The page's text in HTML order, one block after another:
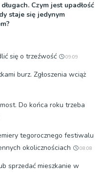
Czym jest upadłość
staje się jedynym
się o trzeźwość 09:09
burz. Zgłoszenia wciąż
Do końca roku trzeba
tegorocznego festiwalu
okolicznościach
08:08
sprzedać mieszkanie w